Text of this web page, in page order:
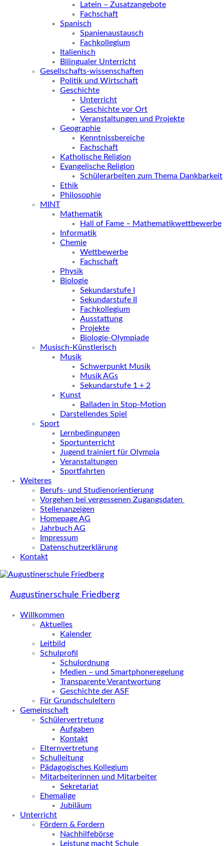
Latein – Zusatzangebote
Fachschaft
Spanisch
Spanienaustausch
Fachkollegium
Italienisch
Bilingualer Unterricht
Gesellschafts-wissenschaften
Politik und Wirtschaft
Geschichte
Unterricht
Geschichte vor Ort
Veranstaltungen und Projekte
Geographie
Kenntnissbereiche
Fachschaft
Katholische Religion
Evangelische Religion
Schülerarbeiten zum Thema Dankbarkeit
Ethik
Philosophie
MINT
Mathematik
Hall of Fame – Mathematikwettbewerbe
Informatik
Chemie
Wettbewerbe
Fachschaft
Physik
Biologie
Sekundarstufe I
Sekundarstufe II
Fachkollegium
Ausstattung
Projekte
Biologie-Olympiade
Musisch-Künstlerisch
Musik
Schwerpunkt Musik
Musik AGs
Sekundarstufe 1 + 2
Kunst
Balladen in Stop-Motion
Darstellendes Spiel
Sport
Lernbedingungen
Sportunterricht
Jugend trainiert für Olympia
Veranstaltungen
Sportfahrten
Weiteres
Berufs- und Studienorientierung
Vorgehen bei vergessenen Zugangsdaten
Stellenanzeigen
Homepage AG
Jahrbuch AG
Impressum
Datenschutzerklärung
Kontakt
Augustinerschule Friedberg
Willkommen
Aktuelles
Kalender
Leitbild
Schulprofil
Schulordnung
Medien – und Smartphoneregelung
Transparente Verantwortung
Geschichte der ASF
Für Grundschuleltern
Gemeinschaft
Schülervertretung
Aufgaben
Kontakt
Elternvertretung
Schulleitung
Pädagogisches Kollegium
Mitarbeiterinnen und Mitarbeiter
Sekretariat
Ehemalige
Jubiläum
Unterricht
Fördern & Fordern
Nachhilfebörse
Leistung macht Schule